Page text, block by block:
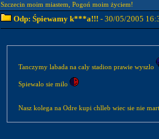
Szczecin moim miastem, Pogoń moim życiem!
Odp: Śpiewamy k***a!!! - 30/05/2005
Tanczymy labada na caly stadion prawie wyszlo
Spiewalo sie milo
Nasz kolega na Odre kupi chlleb wiec sie